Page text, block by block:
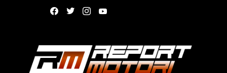
facebooktwitterinstagram